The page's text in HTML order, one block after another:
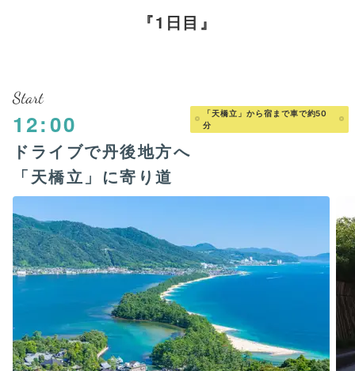
1日目
Start
12:00
「天橋立」から宿まで車で約50
分
ドライブで丹後地方へ
「天橋立」に寄り道